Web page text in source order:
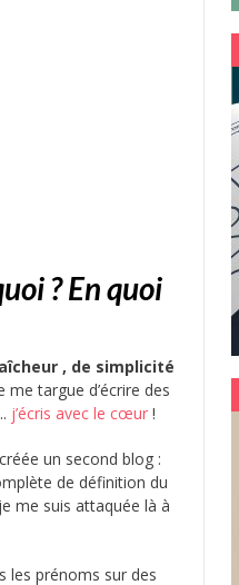
? En quoi
, de simplicité
targue d’écrire des
j’écris avec le cœur !
un second blog :
de définition du
me suis attaquée là à
les prénoms sur des